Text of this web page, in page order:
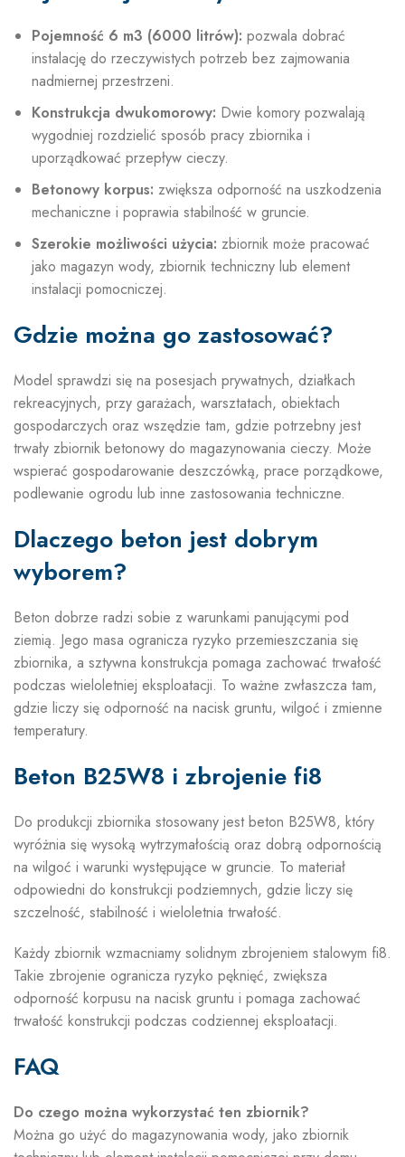
Pojemność 6 m3 (6000 litrów): pozwala dobrać
instalację do rzeczywistych potrzeb bez zajmowania
nadmiernej przestrzeni.
Konstrukcja dwukomorowy: Dwie komory pozwalają
wygodniej rozdzielić sposób pracy zbiornika i
uporządkować przepływ cieczy.
Betonowy korpus: zwiększa odporność na uszkodzenia
mechaniczne i poprawia stabilność w gruncie.
Szerokie możliwości użycia: zbiornik może pracować
jako magazyn wody, zbiornik techniczny lub element
instalacji pomocniczej.
Gdzie można go zastosować?
Model sprawdzi się na posesjach prywatnych, działkach
rekreacyjnych, przy garażach, warsztatach, obiektach
gospodarczych oraz wszędzie tam, gdzie potrzebny jest
trwały zbiornik betonowy do magazynowania cieczy. Może
wspierać gospodarowanie deszczówką, prace porządkowe,
podlewanie ogrodu lub inne zastosowania techniczne.
Dlaczego beton jest dobrym
wyborem?
Beton dobrze radzi sobie z warunkami panującymi pod
ziemią. Jego masa ogranicza ryzyko przemieszczania się
zbiornika, a sztywna konstrukcja pomaga zachować trwałość
podczas wieloletniej eksploatacji. To ważne zwłaszcza tam,
gdzie liczy się odporność na nacisk gruntu, wilgoć i zmienne
temperatury.
Beton B25W8 i zbrojenie fi8
Do produkcji zbiornika stosowany jest beton B25W8, który
wyróżnia się wysoką wytrzymałością oraz dobrą odpornością
na wilgoć i warunki występujące w gruncie. To materiał
odpowiedni do konstrukcji podziemnych, gdzie liczy się
szczelność, stabilność i wieloletnia trwałość.
Każdy zbiornik wzmacniamy solidnym zbrojeniem stalowym fi8.
Takie zbrojenie ogranicza ryzyko pęknięć, zwiększa
odporność korpusu na nacisk gruntu i pomaga zachować
trwałość konstrukcji podczas codziennej eksploatacji.
FAQ
Do czego można wykorzystać ten zbiornik?
Można go użyć do magazynowania wody, jako zbiornik